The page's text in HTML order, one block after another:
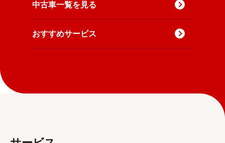
中古車一覧を見る
おすすめサービス